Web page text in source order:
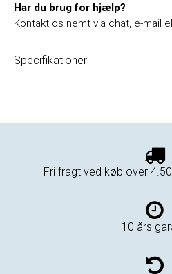
Har du brug for hjælp?
Kontakt os nemt via chat, e-mail
Specifikationer
Fri fragt ved køb over
10 års